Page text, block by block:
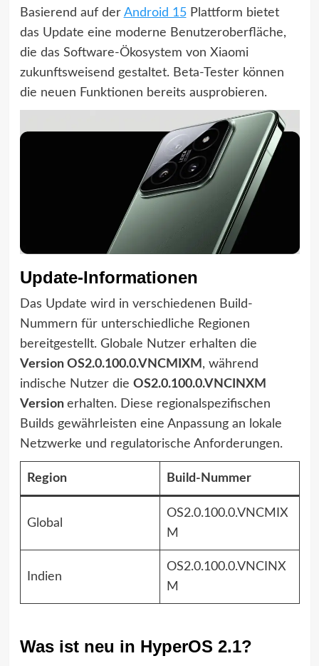
Basierend auf der Android 15Plattform bietet
das Update eine moderne Benutzeroberfläche,
die das Software-Ökosystem von Xiaomi
zukunftsweisend gestaltet. Beta-Tester können
die neuen Funktionen bereits ausprobieren.
Update-Informationen
Das Update wird in verschiedenen Build-
Nummern für unterschiedliche Regionen
bereitgestellt. Globale Nutzer erhalten die
Version OS2.0.100.0.VNCMIXM , während
indische Nutzer die OS2.0.100.0.VNCINXM
Version erhalten. Diese regionalspezifischen
Builds gewährleisten eine Anpassung an lokale
Netzwerke und regulatorische Anforderungen.
Region Build-Nummer
Global
OS2.0.100.0.VNCMIX
M
Indien
OS2.0.100.0.VNCINX
M
Was ist neu in HyperOS 2.1?